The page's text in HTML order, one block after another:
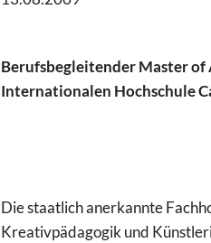
Berufsbegleitender Master of
Internationalen Hochschule
Die staatlich anerkannte
Kreativpädagogik und